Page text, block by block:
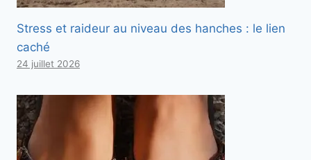
Stress et raideur au niveau des hanches : le lien
caché
24 juillet 2026